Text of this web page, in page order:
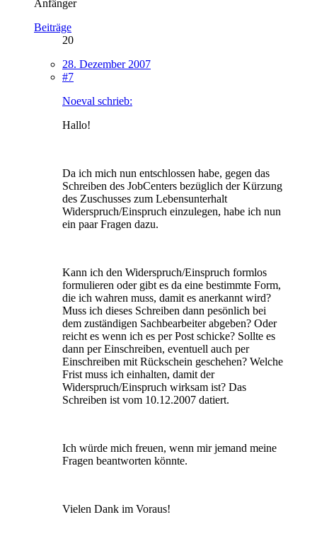
Anfänger
Beiträge
20
28. Dezember 2007
#7
Noeval schrieb:
Hallo!
Da ich mich nun entschlossen habe, gegen das
Schreiben des JobCenters bezüglich der Kürzung
des Zuschusses zum Lebensunterhalt
Widerspruch/Einspruch einzulegen, habe ich nun
ein paar Fragen dazu.
Kann ich den Widerspruch/Einspruch formlos
formulieren oder gibt es da eine bestimmte Form,
die ich wahren muss, damit es anerkannt wird?
Muss ich dieses Schreiben dann pesönlich bei
dem zuständigen Sachbearbeiter abgeben? Oder
reicht es wenn ich es per Post schicke? Sollte es
dann per Einschreiben, eventuell auch per
Einschreiben mit Rückschein geschehen? Welche
Frist muss ich einhalten, damit der
Widerspruch/Einspruch wirksam ist? Das
Schreiben ist vom 10.12.2007 datiert.
Ich würde mich freuen, wenn mir jemand meine
Fragen beantworten könnte.
Vielen Dank im Voraus!